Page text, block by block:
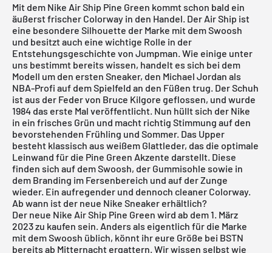
Mit dem Nike Air Ship Pine Green kommt schon bald ein
äußerst frischer Colorway in den Handel. Der Air Ship ist
eine besondere Silhouette der Marke mit dem Swoosh
und besitzt auch eine wichtige Rolle in der
Entstehungsgeschichte von Jumpman. Wie einige unter
uns bestimmt bereits wissen, handelt es sich bei dem
Modell um den ersten Sneaker, den Michael Jordan als
NBA-Profi auf dem Spielfeld an den Füßen trug. Der Schuh
ist aus der Feder von Bruce Kilgore geflossen, und wurde
1984 das erste Mal veröffentlicht. Nun hüllt sich der Nike
in ein frisches Grün und macht richtig Stimmung auf den
bevorstehenden Frühling und Sommer. Das Upper
besteht klassisch aus weißem Glattleder, das die optimale
Leinwand für die Pine Green Akzente darstellt. Diese
finden sich auf dem Swoosh, der Gummisohle sowie in
dem Branding im Fersenbereich und auf der Zunge
wieder. Ein aufregender und dennoch cleaner Colorway.
Ab wann ist der neue Nike Sneaker erhältlich?
Der neue Nike Air Ship Pine Green wird ab dem 1. März
2023 zu kaufen sein. Anders als eigentlich für die Marke
mit dem Swoosh üblich, könnt ihr eure Größe bei BSTN
bereits ab Mitternacht ergattern. Wir wissen selbst wie